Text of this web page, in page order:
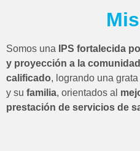
Somos una
IPS fortalecida
y proyección a la comunidad
calificado, logrando una grata
y su familia, orientados al
prestación de servicios de